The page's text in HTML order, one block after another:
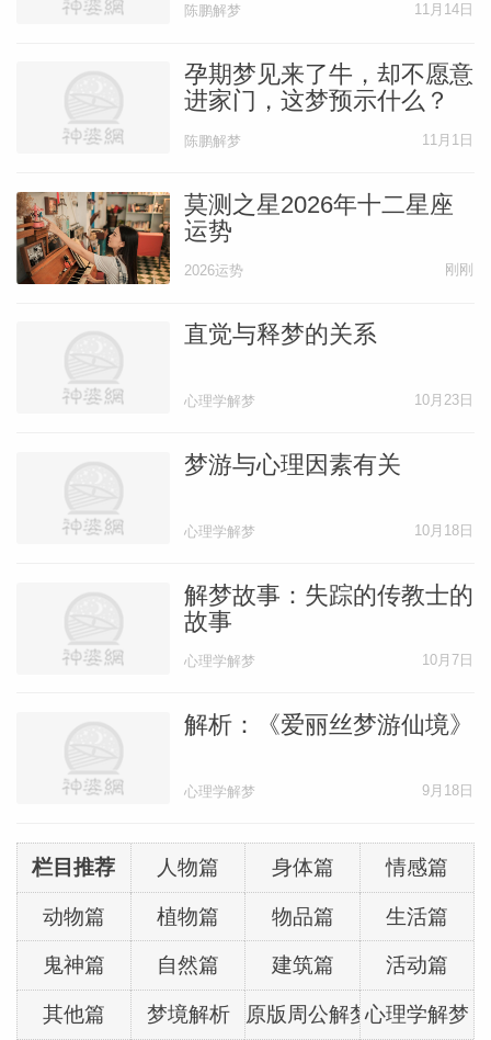
陈鹏解梦 11月14日
孕期梦见来了牛，却不愿意
进家门，这梦预示什么？
陈鹏解梦 11月1日
莫测之星2026年十二星座
运势
2026运势 刚刚
直觉与释梦的关系
心理学解梦 10月23日
梦游与心理因素有关
心理学解梦 10月18日
解梦故事：失踪的传教士的
故事
心理学解梦 10月7日
解析：《爱丽丝梦游仙境》
心理学解梦 9月18日
栏目推荐 人物篇 身体篇 情感篇
动物篇 植物篇 物品篇 生活篇
鬼神篇 自然篇 建筑篇 活动篇
其他篇 梦境解析 原版周公解梦心理学解梦